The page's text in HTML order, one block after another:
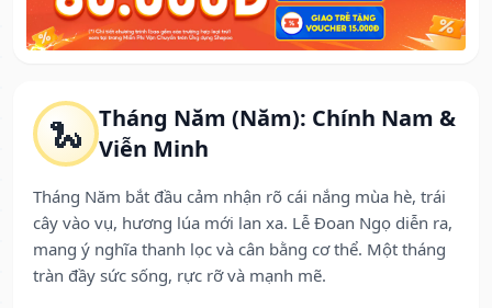
🐍 Tháng Năm (Năm): Chính Nam &
Viễn Minh
Tháng Năm bắt đầu cảm nhận rõ cái nắng mùa hè, trái
cây vào vụ, hương lúa mới lan xa. Lễ Đoan Ngọ diễn ra,
mang ý nghĩa thanh lọc và cân bằng cơ thể. Một tháng
tràn đầy sức sống, rực rỡ và mạnh mẽ.